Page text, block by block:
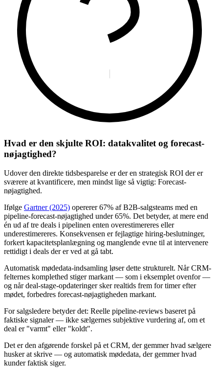
Hvad er den skjulte ROI: datakvalitet og forecast-
nøjagtighed?
Udover den direkte tidsbesparelse er der en strategisk ROI der er
sværere at kvantificere, men mindst lige så vigtig: Forecast-
nøjagtighed.
Ifølge Gartner (2025) opererer 67% af B2B-salgsteams med en
pipeline-forecast-nøjagtighed under 65%. Det betyder, at mere end
én ud af tre deals i pipelinen enten overestimereres eller
underestimereres. Konsekvensen er fejlagtige hiring-beslutninger,
forkert kapacitetsplanlægning og manglende evne til at intervenere
rettidigt i deals der er ved at gå tabt.
Automatisk mødedata-indsamling løser dette strukturelt. Når CRM-
felternes komplethed stiger markant — som i eksemplet ovenfor —
og når deal-stage-opdateringer sker realtids frem for timer efter
mødet, forbedres forecast-nøjagtigheden markant.
For salgsledere betyder det: Reelle pipeline-reviews baseret på
faktiske signaler — ikke sælgernes subjektive vurdering af, om et
deal er "varmt" eller "koldt".
Det er den afgørende forskel på et CRM, der gemmer hvad sælgere
husker at skrive — og automatisk mødedata, der gemmer hvad
kunder faktisk siger.